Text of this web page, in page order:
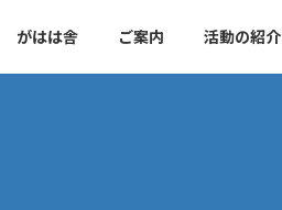
がはは舎 ご案内 活動の紹介